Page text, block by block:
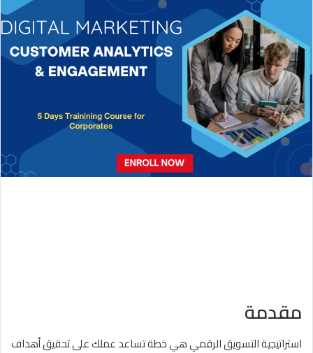
ل
ب
ر
ي
د
ا
إ
ل
ك
مقدمة
استراتيجية التسويق الرقمي هي خطة تساعد عملك على تحقيق أهداف